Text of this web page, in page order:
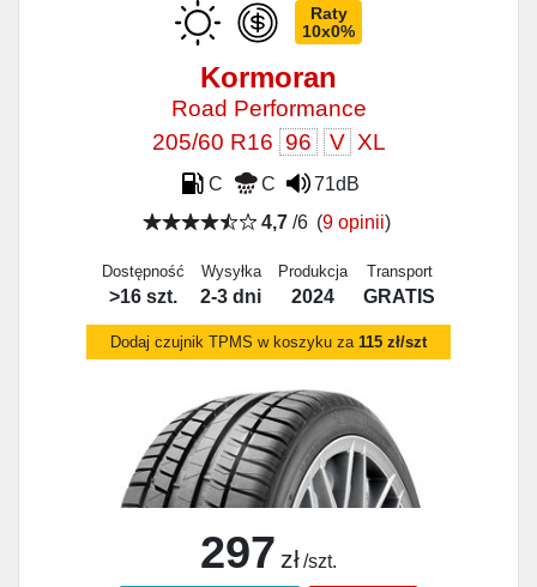
Raty
10x0%
Kormoran
Road Performance
205/60 R16 96 V XL
C C
71dB
4,7 /6 (9 opinii)
Dostępność
>16 szt.
Wysyłka
2-3 dni
Produkcja
2024
Transport
GRATIS
Dodaj czujnik TPMS w koszyku za 115 zł/szt
297 zł /szt.